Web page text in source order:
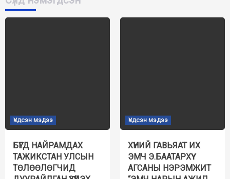
Үндсэн мэдээ
БҮГД НАЙРАМДАХ
ТАЖИКСТАН УЛСЫН
ТӨЛӨӨЛӨГЧИД
Үндсэн мэдээ
ХҮНИЙ ГАВЬЯАТ ИХ
ЭМЧ Э.БААТАРХҮҮ
АГСАНЫ НЭРЭМЖИТ